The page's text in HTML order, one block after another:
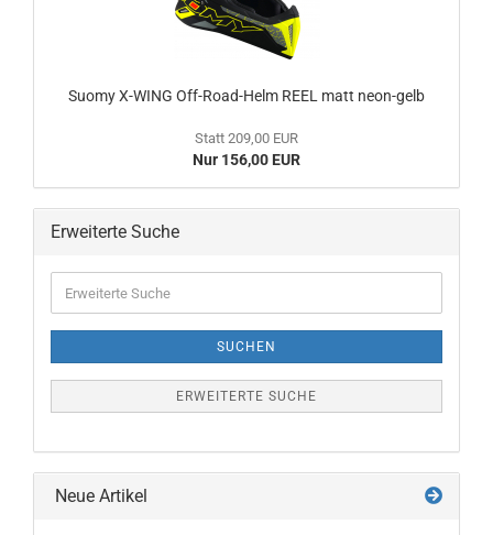
Suomy X-WING Off-Road-Helm REEL matt neon-gelb
Statt 209,00 EUR
Nur 156,00 EUR
Erweiterte Suche
Suche
SUCHEN
ERWEITERTE SUCHE
Neue Artikel